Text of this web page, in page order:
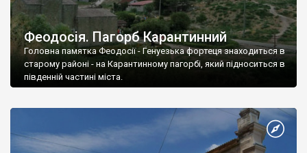
Феодосія. Пагорб Карантинний
Головна памятка Феодосії - Генуезька фортеця знаходиться в
старому районі - на Карантинному пагорбі, який підноситься в
південній частині міста.